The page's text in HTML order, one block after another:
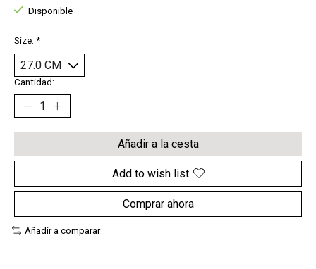
Disponible
Size: *
Cantidad:
Añadir a la cesta
Add to wish list
Comprar ahora
Añadir a comparar